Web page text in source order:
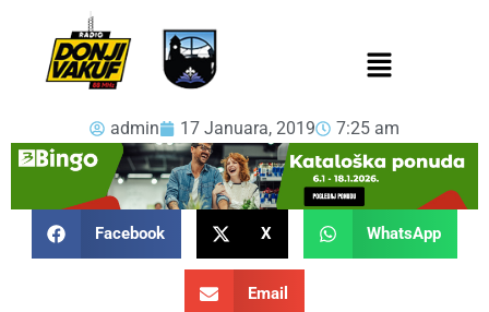
admin 17 Januara, 2019 7:25 am
Facebook X WhatsApp
Email